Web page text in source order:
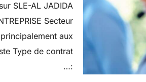
SLE-AL JADIDA
Secteur
aux
Type de contrat
:…